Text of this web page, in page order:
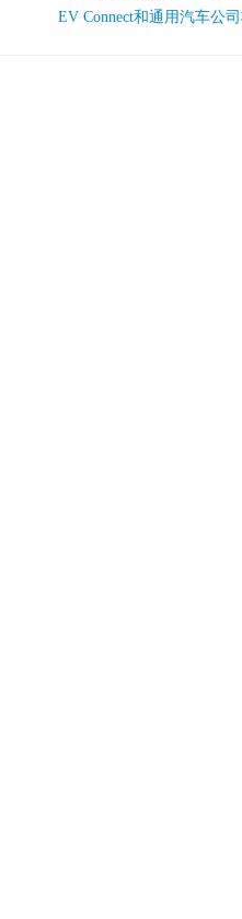
EV Connect和通用汽车公